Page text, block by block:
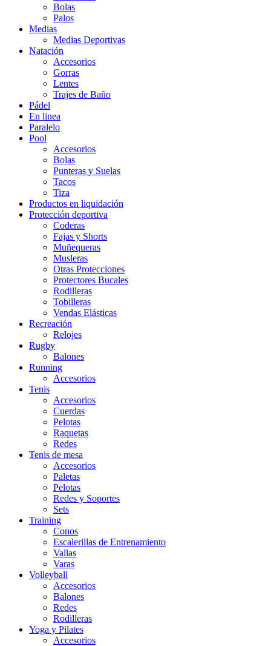
Bolas
Palos
Medias
Medias Deportivas
Natación
Accesorios
Gorras
Lentes
Trajes de Baño
Pádel
En linea
Paralelo
Pool
Accesorios
Bolas
Punteras y Suelas
Tacos
Tiza
Productos en liquidación
Protección deportiva
Coderas
Fajas y Shorts
Muñequeras
Musleras
Otras Protecciones
Protectores Bucales
Rodilleras
Tobilleras
Vendas Elásticas
Recreación
Relojes
Rugby
Balones
Running
Accesorios
Tenis
Accesorios
Cuerdas
Pelotas
Raquetas
Redes
Tenis de mesa
Accesorios
Paletas
Pelotas
Redes y Soportes
Sets
Training
Conos
Escalerillas de Entrenamiento
Vallas
Varas
Volleyball
Accesorios
Balones
Redes
Rodilleras
Yoga y Pilates
Accesorios